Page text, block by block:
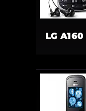
LG A160